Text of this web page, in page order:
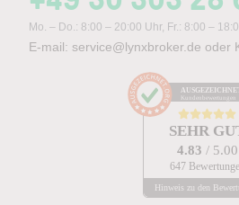
Mo. – Do.: 8:00 – 20:00 Uhr, Fr.: 8:00 –
E-mail: service@lynxbroker.de oder
Kundenbewertungen
SEHR
4.83 / 5.00
647
Hinweis zu den